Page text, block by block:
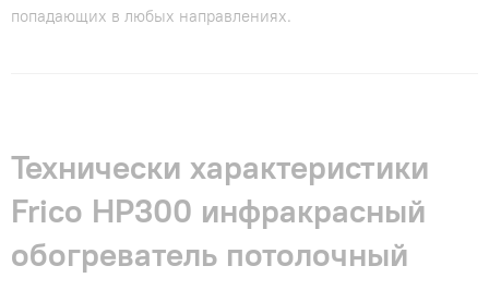
попадающих в любых направлениях.
Технически характеристики
Frico HP300 инфракрасный
обогреватель потолочный